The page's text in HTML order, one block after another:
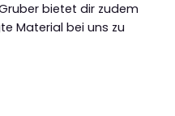
bietet dir zudem
Material bei uns zu